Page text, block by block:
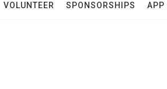
VOLUNTEER SPONSORSHIPS APP